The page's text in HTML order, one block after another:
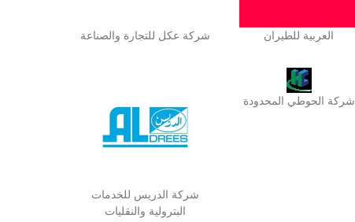
العربية للطيران شركة عكل للتجارة والصناعة
شركة الحوطي المحدودة
شركة الدريس للخدمات
البترولية والنقليات